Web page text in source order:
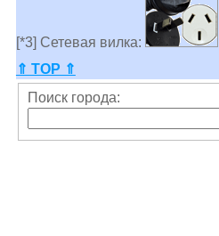
[*3] Сетевая вилка:
⇑ TOP ⇑
Поиск города: